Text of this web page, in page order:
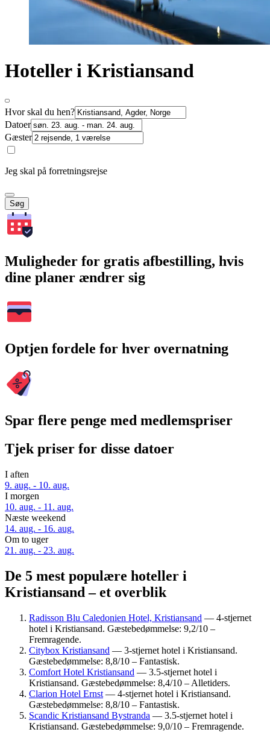
Hoteller i Kristiansand
Hvor skal du hen?
Datoer
Gæster
Jeg skal på forretningsrejse
Søg
Muligheder for gratis afbestilling, hvis
dine planer ændrer sig
Optjen fordele for hver overnatning
Spar flere penge med medlemspriser
Tjek priser for disse datoer
I aften
9. aug. - 10. aug.
I morgen
10. aug. - 11. aug.
Næste weekend
14. aug. - 16. aug.
Om to uger
21. aug. - 23. aug.
De 5 mest populære hoteller i
Kristiansand – et overblik
Radisson Blu Caledonien Hotel, Kristiansand — 4-stjernet
hotel i Kristiansand. Gæstebedømmelse: 9,2/10 –
Fremragende.
Citybox Kristiansand — 3-stjernet hotel i Kristiansand.
Gæstebedømmelse: 8,8/10 – Fantastisk.
Comfort Hotel Kristiansand — 3.5-stjernet hotel i
Kristiansand. Gæstebedømmelse: 8,4/10 – Alletiders.
Clarion Hotel Ernst — 4-stjernet hotel i Kristiansand.
Gæstebedømmelse: 8,8/10 – Fantastisk.
Scandic Kristiansand Bystranda — 3.5-stjernet hotel i
Kristiansand. Gæstebedømmelse: 9,0/10 – Fremragende.